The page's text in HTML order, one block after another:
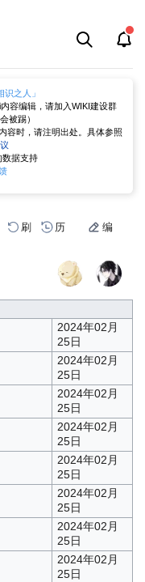
识之人」
容编辑，请加入WIKI建设群
被踢）
容时，请注明出处。具体参照
数据支持
刷 历 编
2024年02月
25日
2024年02月
25日
2024年02月
25日
2024年02月
25日
2024年02月
25日
2024年02月
25日
2024年02月
25日
2024年02月
25日